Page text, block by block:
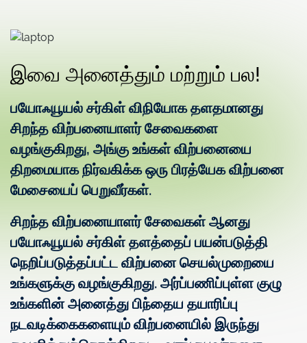
இவை அனைத்தும் மற்றும் பல!
பயோஃயூயல் சர்கிள் விநியோக தளதமானது
சிறந்த விற்பனையாளர் சேவைகளை
வழங்குகிறது, அங்கு உங்கள் விற்பனையை
திறமையாக நிர்வகிக்க ஒரு பிரத்யேக விற்பனை
மேசையைப் பெறுவீர்கள்.
சிறந்த விற்பனையாளர் சேவைகள் ஆனது
பயோஃயூயல் சர்கிள் தளத்தைப் பயன்படுத்தி
நெறிப்படுத்தப்பட்ட விற்பனை செயல்முறையை
உங்களுக்கு வழங்குகிறது. அர்ப்பணிப்புள்ள குழு
உங்களின் அனைத்து பிந்தைய தயாரிப்பு
நடவடிக்கைகளையும் விற்பனையில் இருந்து